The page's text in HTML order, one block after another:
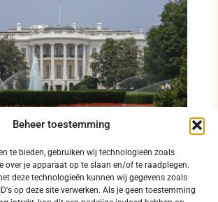
Beheer toestemming
te bieden, gebruiken wij technologieën zoals
over je apparaat op te slaan en/of te raadplegen.
deze technologieën kunnen wij gegevens zoals
op deze site verwerken. Als je geen toestemming
treft financieel netwerk rond
Moslimbroederschap